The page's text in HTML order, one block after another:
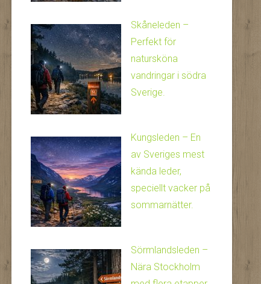
Skåneleden –
Perfekt för
natursköna
vandringar i södra
Sverige.
Kungsleden – En
av Sveriges mest
kända leder,
speciellt vacker på
sommarnätter.
Sörmlandsleden –
Nära Stockholm